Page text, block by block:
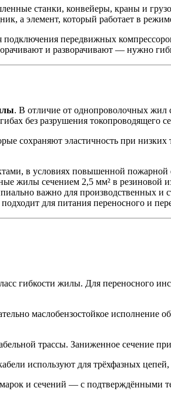
станки, конвейеры, краны и
а элемент, который работает в
подключения передвижных
и разворачивают — нужно
. В отличие от однопроволочных жил
без разрушения токопроводящего
сохраняют эластичность при
в условиях повышенной
жилы сечением 2,5 мм² в резиновой
важно для производственных и
для питания переносного и
гибкости жилы. Для переносного
маслобензостойкое исполнение
трассы. Заниженное сечение
используют для трёхфазных
и сечений — с подтверждёнными